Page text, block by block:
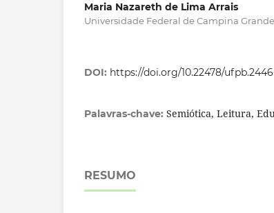
Maria Nazareth de Lima Arrais
Universidade Federal de Campina Grande
DOI: https://doi.org/10.22478/
Palavras-chave: Semiótica, Leitura,
RESUMO